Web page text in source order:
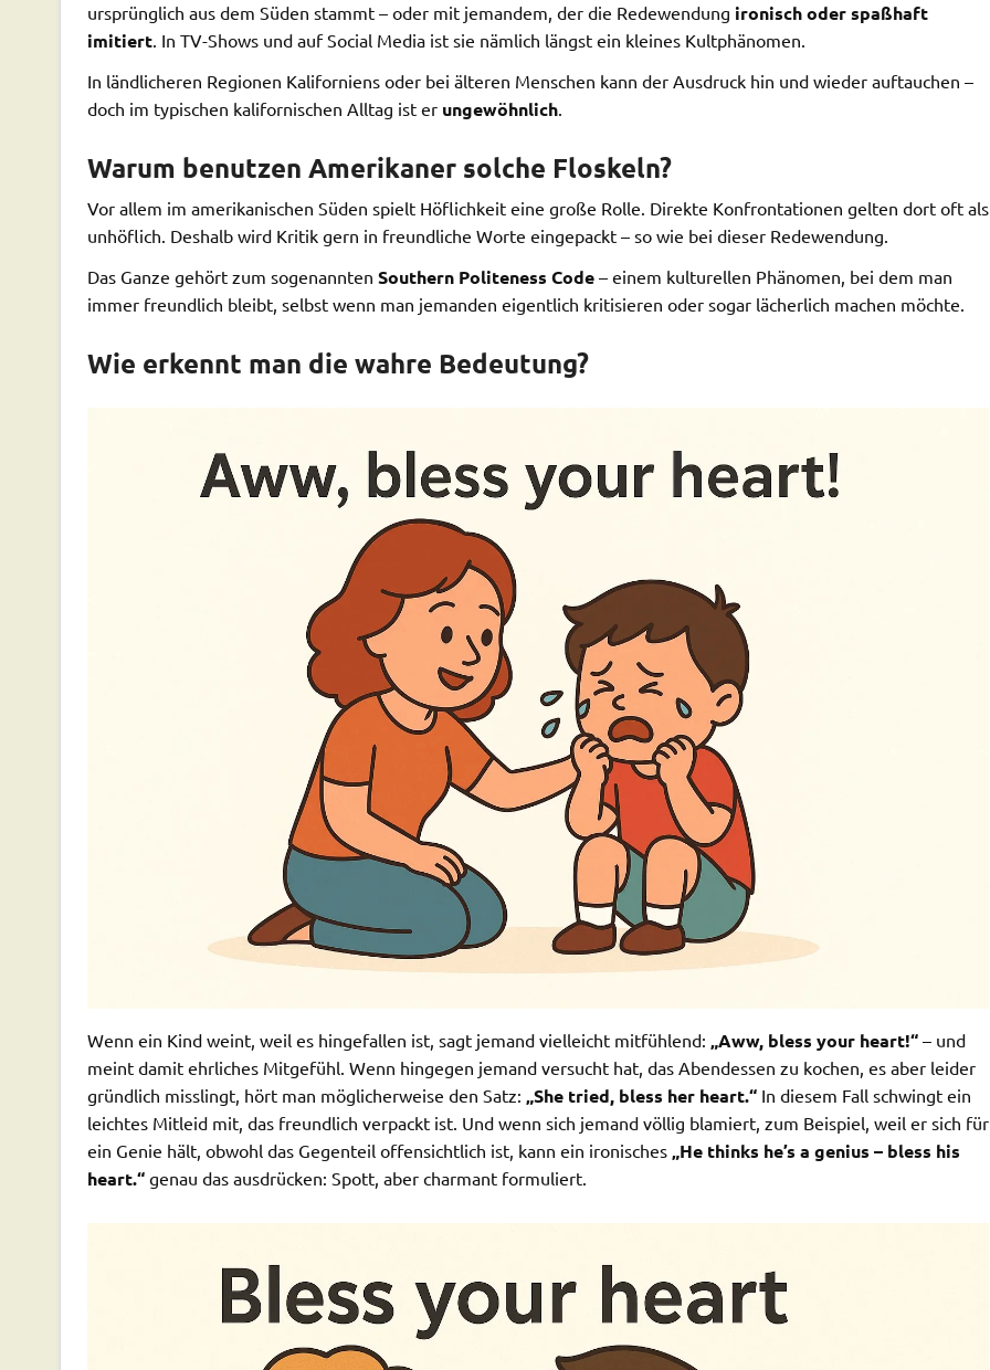
ursprünglich aus dem Süden stammt – oder mit jemandem, der die Redewendung ironisch oder spaßhaft
imitiert. In TV-Shows und auf Social Media ist sie nämlich längst ein kleines Kultphänomen.
In ländlicheren Regionen Kaliforniens oder bei älteren Menschen kann der Ausdruck hin und wieder auftauchen –
doch im typischen kalifornischen Alltag ist er ungewöhnlich.
Warum benutzen Amerikaner solche Floskeln?
Vor allem im amerikanischen Süden spielt Höflichkeit eine große Rolle. Direkte Konfrontationen gelten dort oft als
unhöflich. Deshalb wird Kritik gern in freundliche Worte eingepackt – so wie bei dieser Redewendung.
Das Ganze gehört zum sogenannten Southern Politeness Code– einem kulturellen Phänomen, bei dem man
immer freundlich bleibt, selbst wenn man jemanden eigentlich kritisieren oder sogar lächerlich machen möchte.
Wie erkennt man die wahre Bedeutung?
Wenn ein Kind weint, weil es hingefallen ist, sagt jemand vielleicht mitfühlend: „Aww, bless your heart!“– und
meint damit ehrliches Mitgefühl. Wenn hingegen jemand versucht hat, das Abendessen zu kochen, es aber leider
gründlich misslingt, hört man möglicherweise den Satz: „She tried, bless her heart.“In diesem Fall schwingt ein
leichtes Mitleid mit, das freundlich verpackt ist. Und wenn sich jemand völlig blamiert, zum Beispiel, weil er sich für
ein Genie hält, obwohl das Gegenteil offensichtlich ist, kann ein ironisches „He thinks he’s a genius – bless his
heart.“genau das ausdrücken: Spott, aber charmant formuliert.